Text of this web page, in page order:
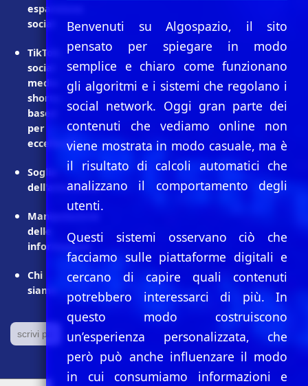
espansione
social
TikTok:
social
media
shorts-
based
per
eccellenza
Soglia
dell'attenzione
Manipolazione
delle
informazioni
Chi
siamo
Benvenuti su Algospazio, il sito
pensato per spiegare in modo
semplice e chiaro come funzionano
gli algoritmi e i sistemi che regolano i
social network. Oggi gran parte dei
contenuti che vediamo online non
viene mostrata in modo casuale, ma è
il risultato di calcoli automatici che
analizzano il comportamento degli
utenti.
Questi sistemi osservano ciò che
facciamo sulle piattaforme digitali e
cercano di capire quali contenuti
potrebbero interessarci di più. In
questo modo costruiscono
un’esperienza personalizzata, che
però può anche influenzare il modo
in cui consumiamo informazioni e